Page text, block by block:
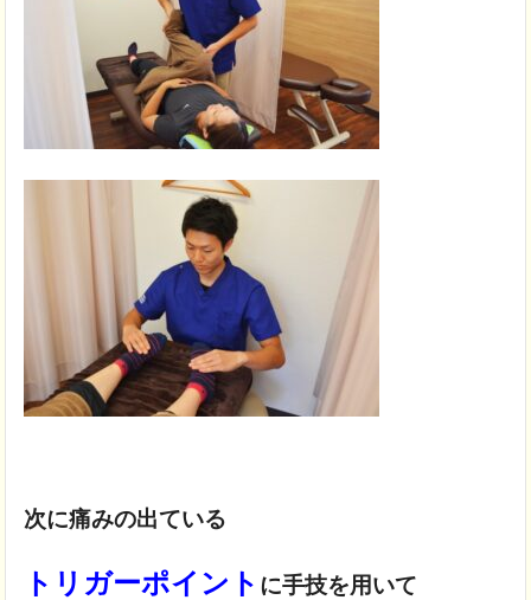
次に痛みの出ている
トリガーポイント に手技を用いて